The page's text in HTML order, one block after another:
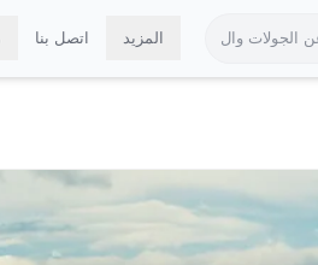
اتصل بنا المزيد